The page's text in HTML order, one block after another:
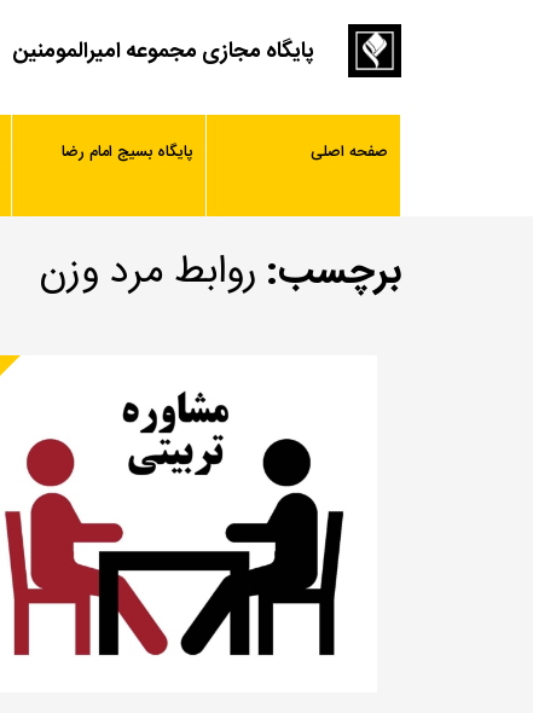
پایگاه مجازی مجموعه امیرالمومنین
صفحه اصلی پایگاه بسیج امام رضا
برچسب: روابط مرد وزن